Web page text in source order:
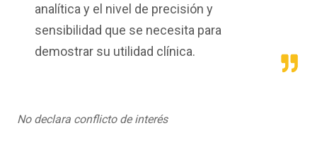
analítica y el nivel de precisión y
sensibilidad que se necesita para
demostrar su utilidad clínica.
No declara conflicto de interés